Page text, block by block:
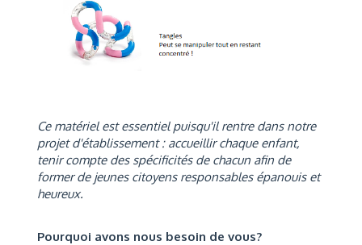
Ce matériel est essentiel puisqu'il rentre dans notre
projet d'établissement : accueillir chaque enfant,
tenir compte des spécificités de chacun afin de
former de jeunes citoyens responsables épanouis et
heureux.
Pourquoi avons nous besoin de vous?